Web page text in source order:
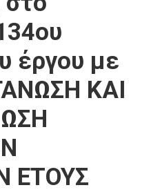
έργου με
ΚΑΙ
ΕΤΟΥΣ